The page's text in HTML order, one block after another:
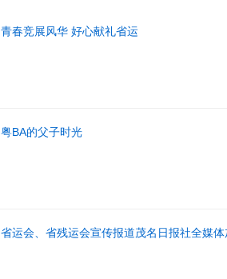
青春竞展风华 好心献礼省运
粤BA的父子时光
省运会、省残运会宣传报道茂名日报社全媒